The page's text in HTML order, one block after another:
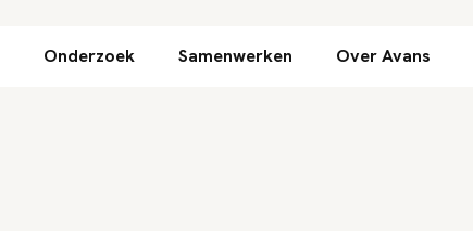
Direct naar inhoud
Onderzoek Samenwerken Over Avans